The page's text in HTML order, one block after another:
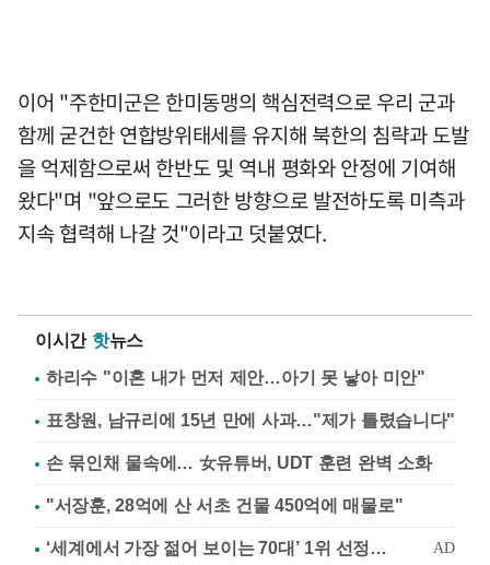
이어 "주한미군은 한미동맹의 핵심전력으로 우리 군과
함께 굳건한 연합방위태세를 유지해 북한의 침략과 도발
을 억제함으로써 한반도 및 역내 평화와 안정에 기여해
왔다"며 "앞으로도 그러한 방향으로 발전하도록 미측과
지속 협력해 나갈 것"이라고 덧붙였다.
이시간 핫뉴스
하리수 "이혼 내가 먼저 제안…아기 못 낳아 미안"
표창원, 남규리에 15년 만에 사과…"제가 틀렸습니다"
손 묶인채 물속에… 女유튜버, UDT 훈련 완벽 소화
"서장훈, 28억에 산 서초 건물 450억에 매물로"